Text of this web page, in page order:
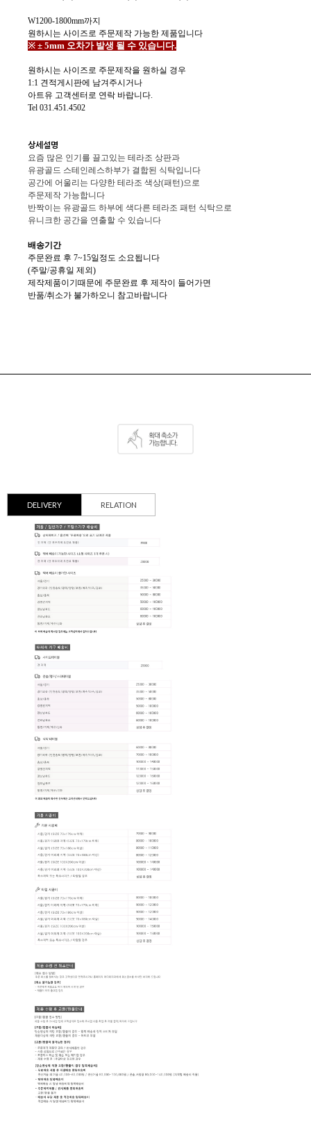
W1200-1800mm까지
원하시는 사이즈로 주문제작 가능한 제품입니다
※ ± 5mm 오차가 발생 될 수 있습니다.
원하시는 사이즈로 주문제작을 원하실 경우
1:1 견적게시판에 남겨주시거나
아트유 고객센터로 연락 바랍니다.
Tel 031.451.4502
상세설명
요즘 많은 인기를 끌고있는 테라조 상판과
유광골드 스테인레스하부가 결합된 식탁입니다
공간에 어울리는 다양한 테라조 색상(패턴)으로
주문제작 가능합니다
반짝이는 유광골드 하부에 색다른 테라조 패턴 식탁으로
유니크한 공간을 연출할 수 있습니다
배송기간
주문완료 후 7~15일정도 소요됩니다
(주말/공휴일 제외)
제작제품이기때문에 주문완료 후 제작이 들어가면
반품/취소가 불가하오니 참고바랍니다
DELIVERY RELATION